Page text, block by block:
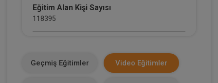
Eğitim Alan Kişi Sayısı
118395
Geçmiş Eğitimler Video Eğitimler